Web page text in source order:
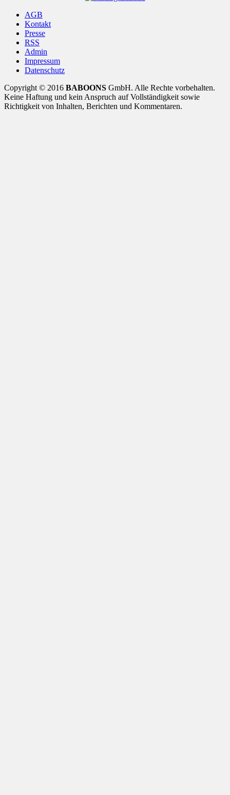
AGB
Kontakt
Presse
RSS
Admin
Impressum
Datenschutz
Copyright © 2016 BABOONS GmbH. Alle Rechte vorbehalten.
Keine Haftung und kein Anspruch auf Vollständigkeit sowie
Richtigkeit von Inhalten, Berichten und Kommentaren.